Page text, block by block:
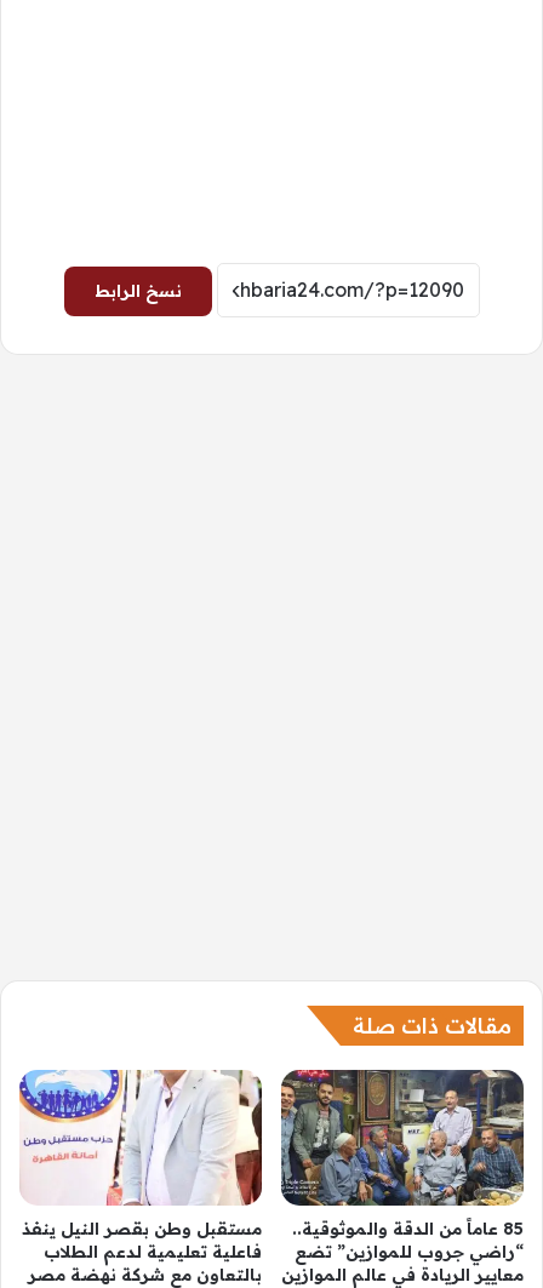
نسخ الرابط
مقالات ذات صلة
85 عاماً من الدقة والموثوقية..
“راضي جروب للموازين” تضع
معايير الريادة في عالم الموازين
مستقبل وطن بقصر النيل ينفذ
فاعلية تعليمية لدعم الطلاب
بالتعاون مع شركة نهضة مصر